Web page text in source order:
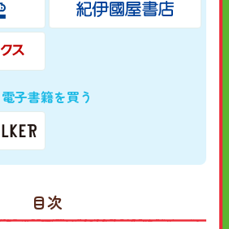
電子書籍を買う
目次